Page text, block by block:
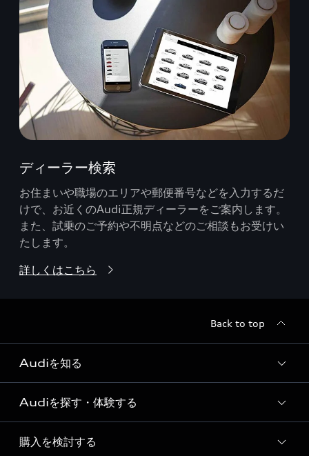
ディーラー検索
お住まいや職場のエリアや郵便番号などを入力するだ
けで、お近くのAudi正規ディーラーをご案内します。
また、試乗のご予約や不明点などのご相談もお受けい
たします。
詳しくはこちら
Back to top
Audiを知る
Audi ブランド
Story of Progress
Audiを探す・体験する
ディーラー検索
購入を検討する